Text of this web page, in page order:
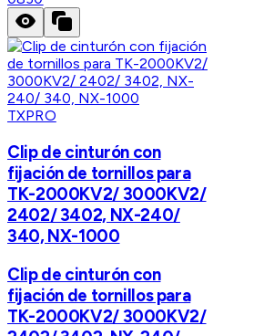
TXPRO
Clip de cinturón con
fijación de tornillos para
TK-2000KV2/ 3000KV2/
2402/ 3402, NX-240/
340, NX-1000
Clip de cinturón con
fijación de tornillos para
TK-2000KV2/ 3000KV2/